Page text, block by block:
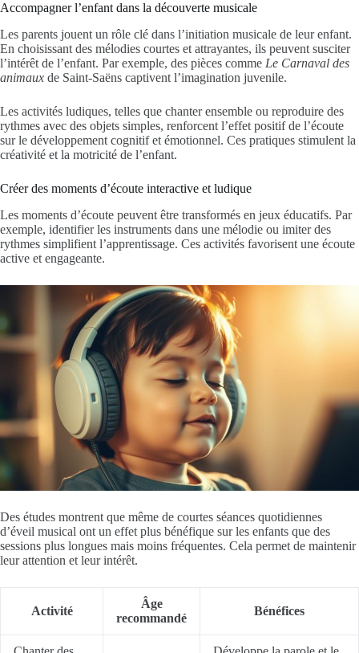
Accompagner l’enfant dans la découverte musicale
Les parents jouent un rôle clé dans l’initiation musicale de leur enfant.
En choisissant des mélodies courtes et attrayantes, ils peuvent susciter
l’intérêt de l’enfant. Par exemple, des pièces comme Le Carnaval des
animaux de Saint-Saëns captivent l’imagination juvenile.
Les activités ludiques, telles que chanter ensemble ou reproduire des
rythmes avec des objets simples, renforcent l’effet positif de l’écoute
sur le développement cognitif et émotionnel. Ces pratiques stimulent la
créativité et la motricité de l’enfant.
Créer des moments d’écoute interactive et ludique
Les moments d’écoute peuvent être transformés en jeux éducatifs. Par
exemple, identifier les instruments dans une mélodie ou imiter des
rythmes simplifient l’apprentissage. Ces activités favorisent une écoute
active et engageante.
Des études montrent que même de courtes séances quotidiennes
d’éveil musical ont un effet plus bénéfique sur les enfants que des
sessions plus longues mais moins fréquentes. Cela permet de maintenir
leur attention et leur intérêt.
Activité
Âge
recommandé
Bénéfices